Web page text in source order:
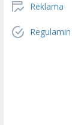
Reklama
Regulamin